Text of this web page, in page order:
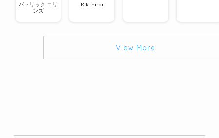
パトリック コリ
ンズ
Riki Hiroi
View More